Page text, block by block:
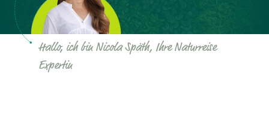
Hallo, ich bin Nicola Späth, Ihre Naturreise
Expertin